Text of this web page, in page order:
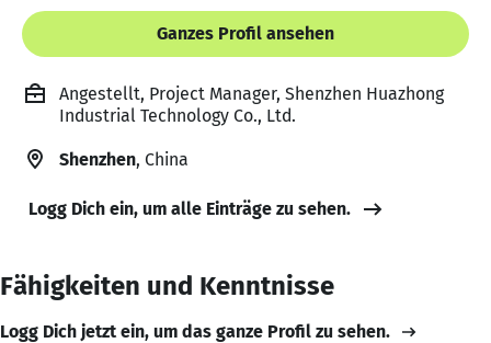
Ganzes Profil ansehen
Angestellt, Project Manager, Shenzhen Huazhong
Industrial Technology Co., Ltd.
Shenzhen, China
Logg Dich ein, um alle Einträge zu sehen.
Fähigkeiten und Kenntnisse
Logg Dich jetzt ein, um das ganze Profil zu sehen.